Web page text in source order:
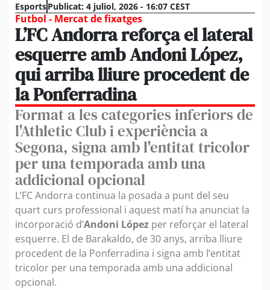
EsportsPublicat: 4 juliol, 2026 - 16:07 CEST
Futbol - Mercat de fixatges
L’FC Andorra reforça el lateral
esquerre amb Andoni López,
qui arriba lliure procedent de
la Ponferradina
Format a les categories inferiors de
l'Athletic Club i experiència a
Segona, signa amb l'entitat tricolor
per una temporada amb una
addicional opcional
L’FC Andorra continua la posada a punt del seu
quart curs professional i aquest matí ha anunciat la
incorporació d’Andoni López per reforçar el lateral
esquerre. El de Barakaldo, de 30 anys, arriba lliure
procedent de la Ponferradina i signa amb l’entitat
tricolor per una temporada amb una addicional
opcional.